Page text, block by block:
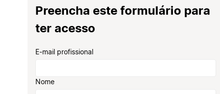
Preencha este formulário para
ter acesso
E-mail profissional
Nome